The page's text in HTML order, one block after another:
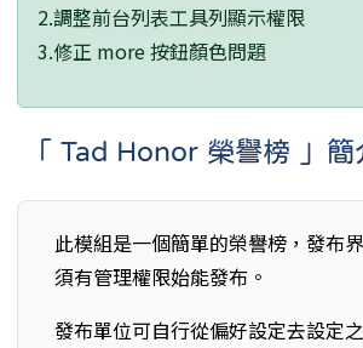
2.調整前台列表工具列顯示權限
3.修正 more 按鈕顏色問題
「 Tad Honor 榮譽榜 」簡
此模組是一個簡單的榮譽榜，發布
須有管理權限始能發布。
發布單位可自行從偏好設定去設定